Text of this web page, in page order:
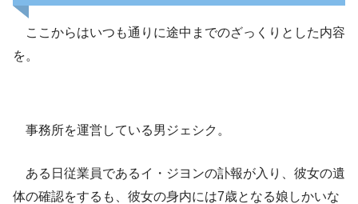
ここからはいつも通りに途中までのざっくりとした内容
を。
事務所を運営している男ジェシク。
ある日従業員であるイ・ジヨンの訃報が入り、彼女の遺
体の確認をするも、彼女の身内には7歳となる娘しかいな